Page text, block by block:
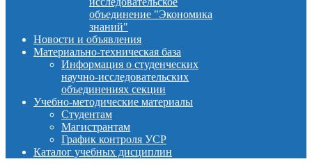
объединение "Экономика
знаний"
Новости и объявления
Материально-техническая база
Информация о студенческих
научно-исследовательских
объединениях секции
Учебно-методические материалы
Студентам
Магистрантам
График контроля УСР
Каталог учебных дисциплин